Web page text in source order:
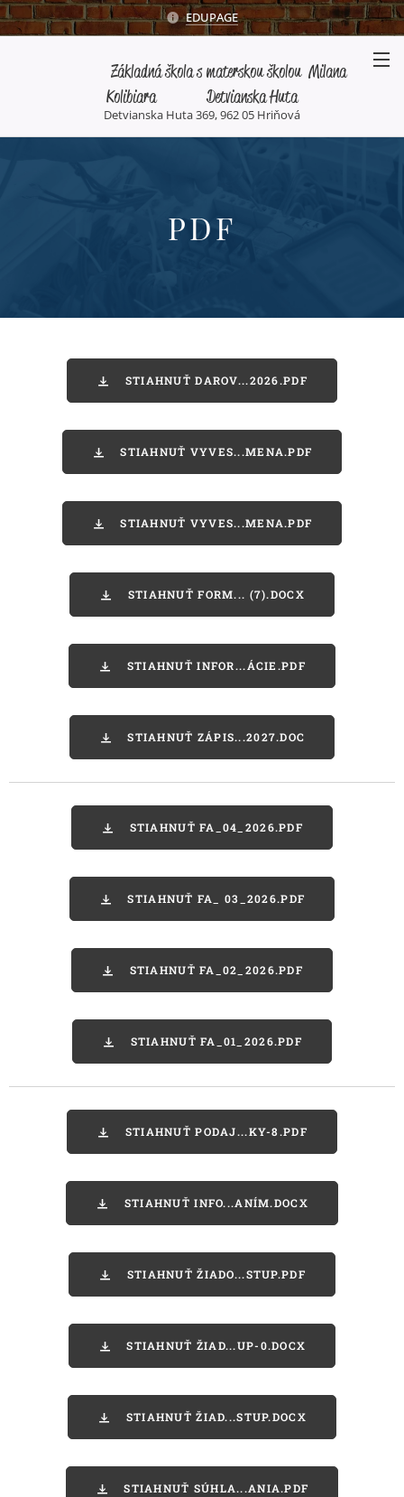
EDUPAGE
Základná škola s materskou školou Milana
Kolibiara Detvianska Huta
Detvianska Huta 369, 962 05 Hriňová
PDF
STIAHNUŤ DAROV...2026.PDF
STIAHNUŤ VYVES...MENA.PDF
STIAHNUŤ VYVES...MENA.PDF
STIAHNUŤ FORM... (7).DOCX
STIAHNUŤ INFOR...ÁCIE.PDF
STIAHNUŤ ZÁPIS...2027.DOC
STIAHNUŤ FA_04_2026.PDF
STIAHNUŤ FA_ 03_2026.PDF
STIAHNUŤ FA_02_2026.PDF
STIAHNUŤ FA_01_2026.PDF
STIAHNUŤ PODAJ...KY-8.PDF
STIAHNUŤ INFO...ANÍM.DOCX
STIAHNUŤ ŽIADO...STUP.PDF
STIAHNUŤ ŽIAD...UP-0.DOCX
STIAHNUŤ ŽIAD...STUP.DOCX
STIAHNUŤ SÚHLA...ANIA.PDF